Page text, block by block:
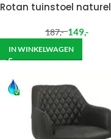
Rotan tuinstoel naturel
187,- 149,-
IN WINKELWAGEN